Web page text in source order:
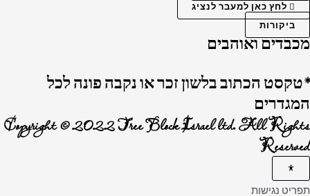
לחץ כאן למעבר לנציג
ביקורות
מכבדים ואוהבים
*טקסט הכתוב בלשון זכר או נקבה פונה לכל
המגדרים
Copyright © 2022 Tree Block Israel ltd. All Rights
Reserved
תפריט נגישות